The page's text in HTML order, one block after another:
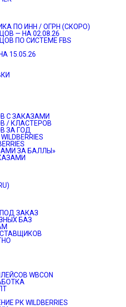
ПО ИНН / ОГРН (СКОРО)
— НА 02.08.26
ПО СИСТЕМЕ FBS
15.05.26
С ЗАКАЗАМИ
/ КЛАСТЕРОВ
ЗА ГОД
ЗА БАЛЛЫ»
ЗАКАЗ
БАЗ
WBCON
РК WILDBERRIES